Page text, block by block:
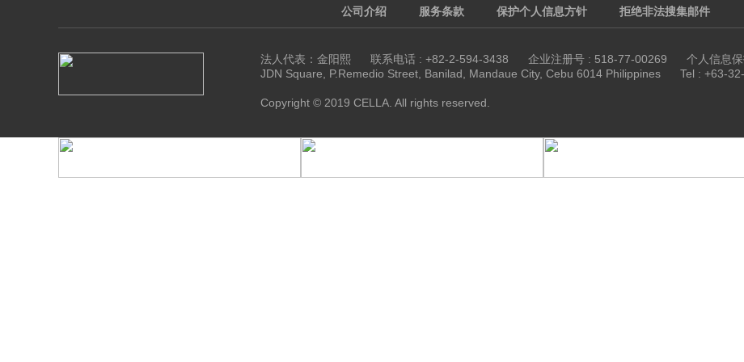
公司介绍 服务条款 保护个人信息方针 拒绝非法搜集邮件
法人代表：金阳熙 联系电话 : +82-2-594-3438 企业注册号 : 518-77-00269
个人信息
JDN Square, P.Remedio Street, Banilad, Mandaue City, Cebu 6014 Philippines
Tel : +63-
Copyright © 2019 CELLA. All rights reserved.